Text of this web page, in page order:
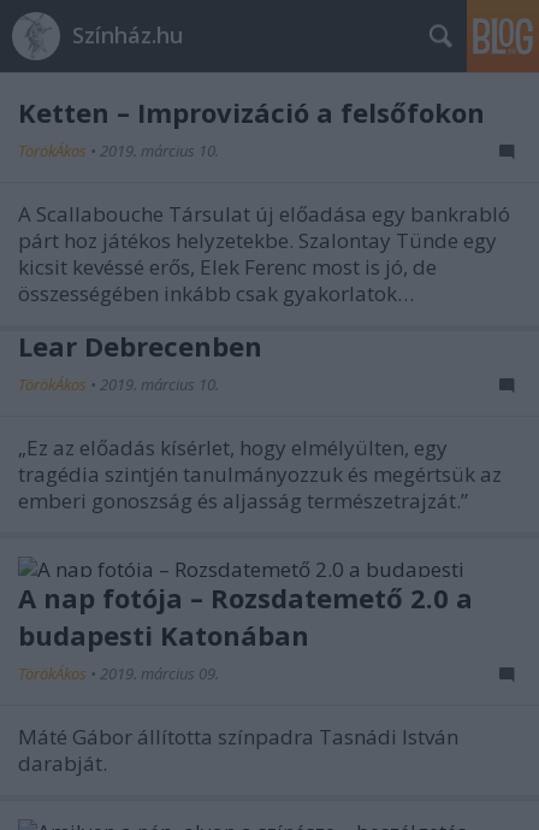
Színház.hu
Ketten – Improvizáció a felsőfokon
TörökÁkos • 2019. március 10.
A Scallabouche Társulat új előadása egy bankrabló
párt hoz játékos helyzetekbe. Szalontay Tünde egy
kicsit kevéssé erős, Elek Ferenc most is jó, de
összességében inkább csak gyakorlatok…
Lear Debrecenben
TörökÁkos • 2019. március 10.
„Ez az előadás kísérlet, hogy elmélyülten, egy
tragédia szintjén tanulmányozzuk és megértsük az
emberi gonoszság és aljasság természetrajzát.”
A nap fotója – Rozsdatemető 2.0 a
budapesti Katonában
TörökÁkos • 2019. március 09.
Máté Gábor állította színpadra Tasnádi István
darabját.